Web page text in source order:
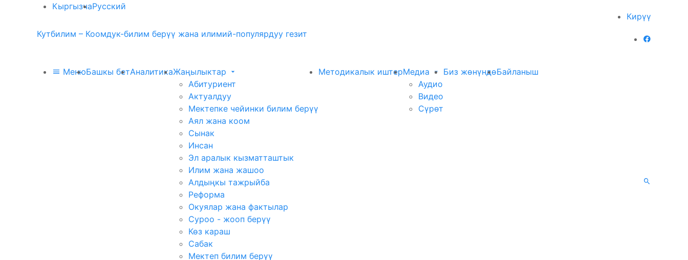
КыргызчаРусский
Кирүү
Кутбилим – Коомдук-билим берүү жана илимий-популярдуу гезит
МенюБашкы бетАналитикаЖаңылыктар
Абитуриент
Актуалдуу
Мектепке чейинки билим берүү
Аял жана коом
Сынак
Инсан
Эл аралык кызматташтык
Илим жана жашоо
Алдыңкы тажрыйба
Реформа
Окуялар жана фактылар
Суроо - жооп берүү
Көз караш
Сабак
Мектеп билим берүү
Методикалык иштерМедиа
Аудио
Видео
Сүрөт
Биз жөнүндөБайланыш